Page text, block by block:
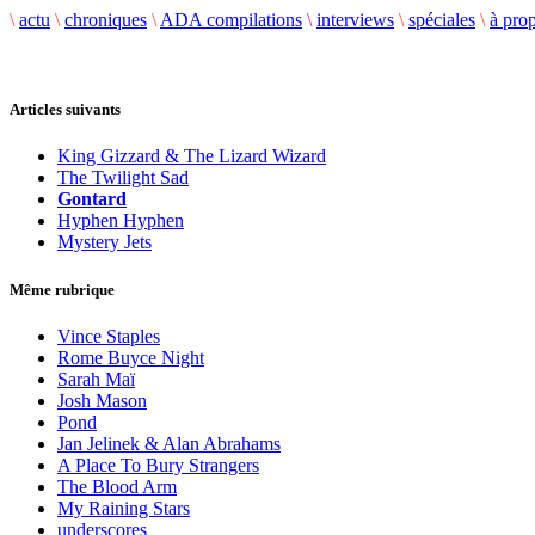
\ actu \ chroniques \ ADA compilations \ interviews \ spéciales \ à
Articles suivants
King Gizzard & The Lizard Wizard
The Twilight Sad
Gontard
Hyphen Hyphen
Mystery Jets
Même rubrique
Vince Staples
Rome Buyce Night
Sarah Maï
Josh Mason
Pond
Jan Jelinek & Alan Abrahams
A Place To Bury Strangers
The Blood Arm
My Raining Stars
underscores